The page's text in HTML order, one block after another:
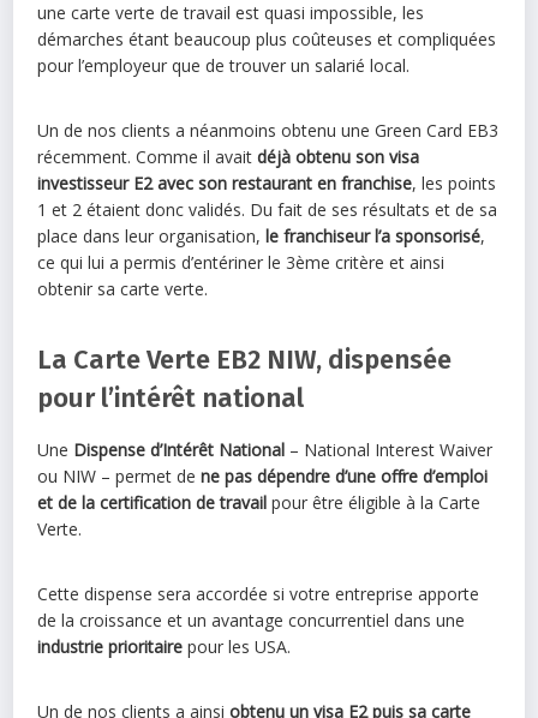
une carte verte de travail est quasi impossible, les
démarches étant beaucoup plus coûteuses et compliquées
pour l’employeur que de trouver un salarié local.
Un de nos clients a néanmoins obtenu une Green Card EB3
récemment. Comme il avaitdéjà obtenu son visa
investisseur E2 avec son restaurant en franchise, les points
1 et 2 étaient donc validés. Du fait de ses résultats et de sa
place dans leur organisation, le franchiseur l’a sponsorisé,
ce qui lui a permis d’entériner le 3ème critère et ainsi
obtenir sa carte verte.
La Carte Verte EB2 NIW, dispensée
pour l’intérêt national
Une Dispense d’Intérêt National – National Interest Waiver
ou NIW – permet dene pas dépendre d’une offre d’emploi
et de la certification de travail pour être éligible à la Carte
Verte.
Cette dispense sera accordée si votre entreprise apporte
de la croissance et un avantage concurrentiel dans une
industrie prioritaire pour les USA.
Un de nos clients a ainsiobtenu un visa E2 puis sa carte